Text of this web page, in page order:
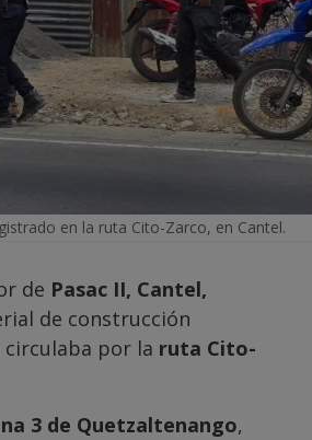
en la ruta Cito-Zarco, en Cantel.
de Pasac II, Cantel,
de construcción
por la ruta Cito-
3 de Quetzaltenango,